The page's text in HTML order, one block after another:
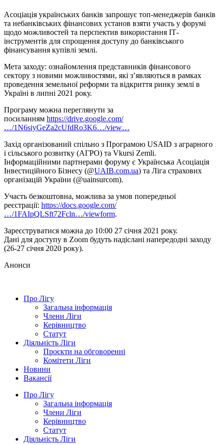
Асоціація українських банків запрошує топ-менеджерів банків
та небанківських фінансових установ взяти участь у форумі
щодо можливостей та перспектив використання ІТ-
інструментів для спрощення доступу до банківського
фінансування купівлі землі.
Мета заходу: ознайомлення представників фінансового
сектору з новими можливостями, які з’являються в рамках
проведення земельної реформи та відкриття ринку землі в
Україні в липні 2021 року.
Програму можна переглянути за
посиланням https://drive.google.com/
…/1N6siyGeZa2cUfdRo3K6…/view…
Захід організований спільно з Програмою USAID з аграрного
і сільського розвитку (АГРО) та Vkursi Zemli.
Інформаційними партнерами форуму є Українська Асоціація
Інвестиційного Бізнесу (@UAIB.com.ua) та Ліга страхових
організацій України (@uainsurcom).
Участь безкоштовна, можлива за умов попередньої
реєстрації: https://docs.google.com/
…/1FAIpQLSft72Fcln…/viewform.
Зареєструватися можна до 10:00 27 січня 2021 року.
Дані для доступу в Zoom будуть надіслані напередодні заходу
(26-27 січня 2020 року).
Анонси
Про Лігу
Загальна інформація
Члени Ліги
Керівництво
Статут
Діяльність Ліги
Проєкти на обговоренні
Комітети Ліги
Новини
Вакансії
Про Лігу
Загальна інформація
Члени Ліги
Керівництво
Статут
Діяльність Ліги